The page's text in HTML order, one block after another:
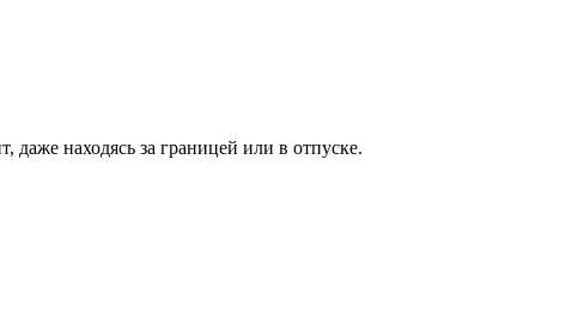
даже находясь за границей или в отпуске.